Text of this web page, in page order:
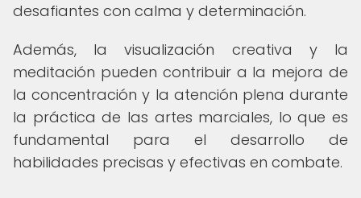
desafiantes con calma y determinación.
Además, la visualización creativa y la
meditación pueden contribuir a la mejora de
la concentración y la atención plena durante
la práctica de las artes marciales, lo que es
fundamental para el desarrollo de
habilidades precisas y efectivas en combate.